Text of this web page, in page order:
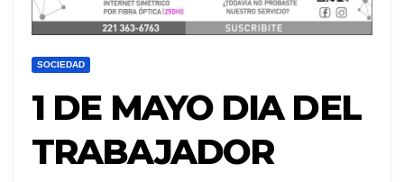
SOCIEDAD
1 DE MAYO DIA DEL
TRABAJADOR